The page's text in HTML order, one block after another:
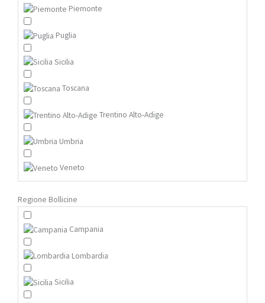
Piemonte
Puglia
Sicilia
Toscana
Trentino Alto-Adige
Umbria
Veneto
Regione Bollicine
Campania
Lombardia
Sicilia